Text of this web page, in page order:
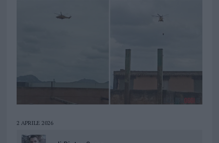
2 APRILE 2026